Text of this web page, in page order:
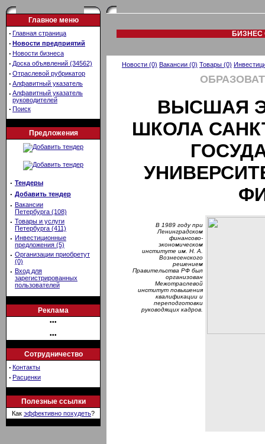
Главное меню
· Главная страница
· Новости предприятий
· Новости бизнеса
· Доска объявлений (34562)
· Отраслевой рубрикатор
· Алфавитный указатель
· Алфавитный указатель
руководителей
· Поиск
Предложения
· Тендеры
· Добавить тендер
· Вакансии
Петербурга (108)
· Товары и услуги
Петербурга (411)
· Инвестиционные
предложения (5)
· Организации приобретут
(0)
· Вход для
зарегистрированных
пользователей
Реклама
•••
•••
Сотрудничество
· Контакты
· Расценки
Полезные ссылки
Как эффективно похудеть?
БИЗНЕС
Новости (0) Вакансии (0) Товары (0)
ВЫСШАЯ
ШКОЛА
В 1989 году при
Ленинградском
финансово-
экономическом
институте им. Н. А.
Вознесенского
решением
Правительства РФ был
организован
Межотраслевой
институт повышения
квалификации и
переподготовки
руководящих кадров.